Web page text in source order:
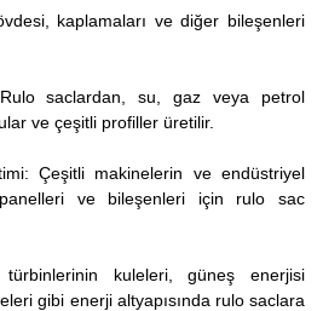
kaplamaları ve diğer bileşenleri
saclardan, su, gaz veya petrol
ve çeşitli profiller üretilir.
Çeşitli makinelerin ve endüstriyel
panelleri ve bileşenleri için rulo sac
kuleleri, güneş enerjisi
gibi enerji altyapısında rulo saclara